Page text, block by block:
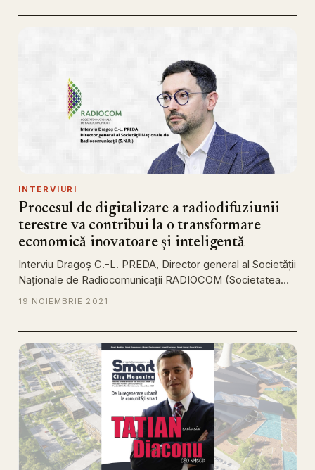
INTERVIURI
Procesul de digitalizare a radiodifuziunii
terestre va contribui la o transformare
economică inovatoare și inteligentă
Interviu Dragoș C.-L. PREDA, Director general al Societății
Naționale de Radiocomunicații RADIOCOM (Societatea…
19 NOIEMBRIE 2021